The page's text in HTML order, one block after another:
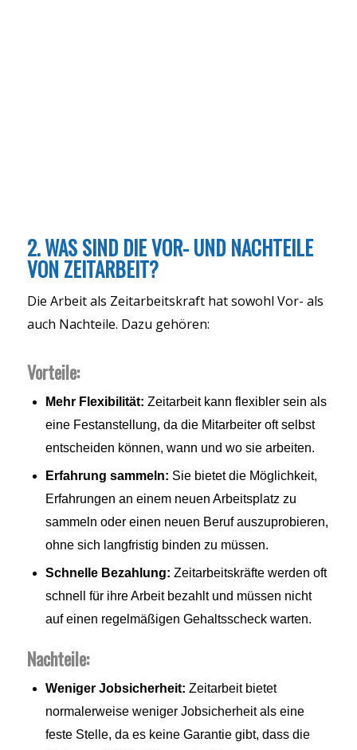
2. WAS SIND DIE VOR- UND NACHTEILE
VON ZEITARBEIT?
Die Arbeit als Zeitarbeitskraft hat sowohl Vor- als
auch Nachteile. Dazu gehören:
Vorteile:
Mehr Flexibilität: Zeitarbeit kann flexibler sein als
eine Festanstellung, da die Mitarbeiter oft selbst
entscheiden können, wann und wo sie arbeiten.
Erfahrung sammeln: Sie bietet die Möglichkeit,
Erfahrungen an einem neuen Arbeitsplatz zu
sammeln oder einen neuen Beruf auszuprobieren,
ohne sich langfristig binden zu müssen.
Schnelle Bezahlung: Zeitarbeitskräfte werden oft
schnell für ihre Arbeit bezahlt und müssen nicht
auf einen regelmäßigen Gehaltsscheck warten.
Nachteile:
Weniger Jobsicherheit: Zeitarbeit bietet
normalerweise weniger Jobsicherheit als eine
feste Stelle, da es keine Garantie gibt, dass die